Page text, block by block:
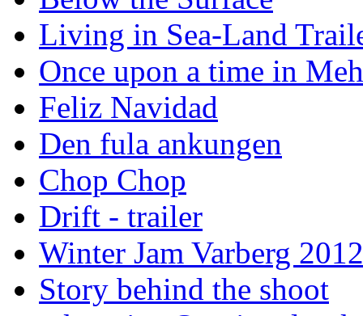
Living in Sea-Land
Once upon a time in
Feliz Navidad
Den fula ankungen
Chop Chop
Drift - trailer
Winter Jam Varberg 2012
Story behind the shoot